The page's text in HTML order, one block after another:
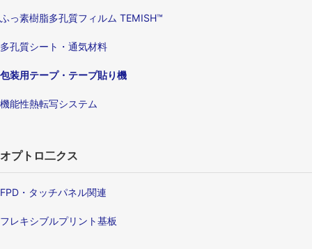
ふっ素樹脂多孔質フィルム TEMISH™
多孔質シート・通気材料
包装用テープ・テープ貼り機
機能性熱転写システム
オプトロ二クス
FPD・タッチパネル関連
フレキシブルプリント基板